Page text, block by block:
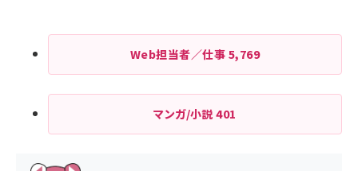
ジ
送
り
Web担当者／仕事 5,769
マンガ/小説401